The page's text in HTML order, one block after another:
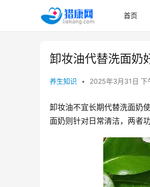
首页
卸妆油代替洗面奶
养生知识 • 2025年3月31日 下
卸妆油不宜长期代替洗面奶
面奶则针对日常清洁，两者